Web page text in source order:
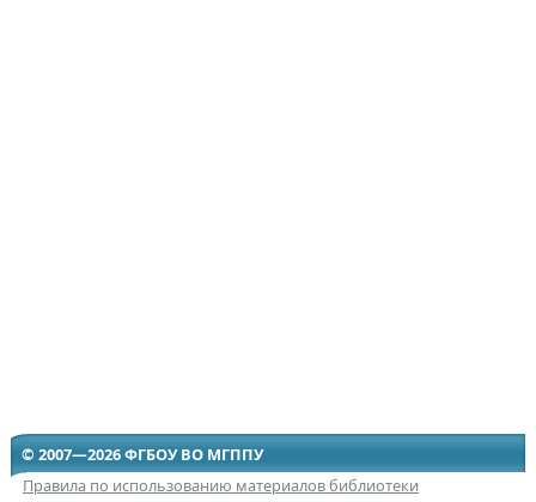
© 2007—2026 ФГБОУ ВО МГППУ
Правила по использованию материалов библиотеки